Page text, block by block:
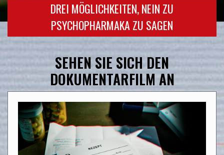
DREI MÖGLICHKEITEN, NEIN ZU
PSYCHOPHARMAKA ZU SAGEN
SEHEN SIE SICH DEN
DOKUMENTARFILM AN